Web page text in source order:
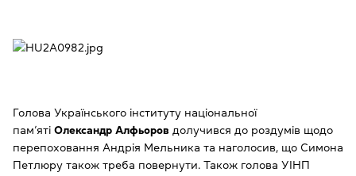
Голова Українського інституту національної
пам’яті Олександр Алфьоров долучився до роздумів щодо
перепоховання Андрія Мельника та наголосив, що Симона
Петлюру також треба повернути. Також голова УІНП